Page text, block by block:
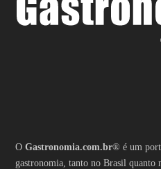
OGastronomia.com.br® é um
gastronomia, tanto no Brasil quanto